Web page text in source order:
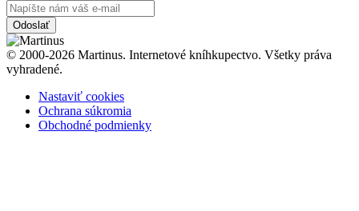
Odoslať
© 2000-2026 Martinus. Internetové kníhkupectvo. Všetky práva
vyhradené.
Nastaviť cookies
Ochrana súkromia
Obchodné podmienky